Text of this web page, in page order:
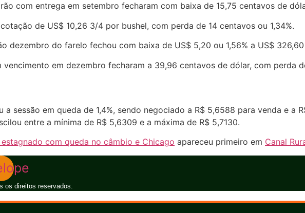
com entrega em setembro fecharam com baixa de 15,75 centavos de
de US$ 10,26 3/4 por bushel, com perda de 14 centavos ou 1,34%.
dezembro do farelo fechou com baixa de US$ 5,20 ou 1,56% a US$
em dezembro fecharam a 39,96 centavos de dólar, com perda
a sessão em queda de 1,4%, sendo negociado a R$ 5,6588 para venda e a
entre a mínima de R$ 5,6309 e a máxima de R$ 5,7130.
com queda no câmbio e Chicago apareceu primeiro em Canal
os direitos reservados.